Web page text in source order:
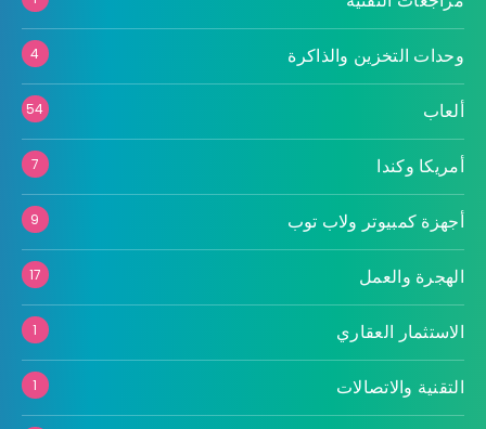
وحدات التخزين والذاكرة 4
ألعاب 54
أمريكا وكندا 7
أجهزة كمبيوتر ولاب توب 9
الهجرة والعمل 17
الاستثمار العقاري 1
التقنية والاتصالات 1